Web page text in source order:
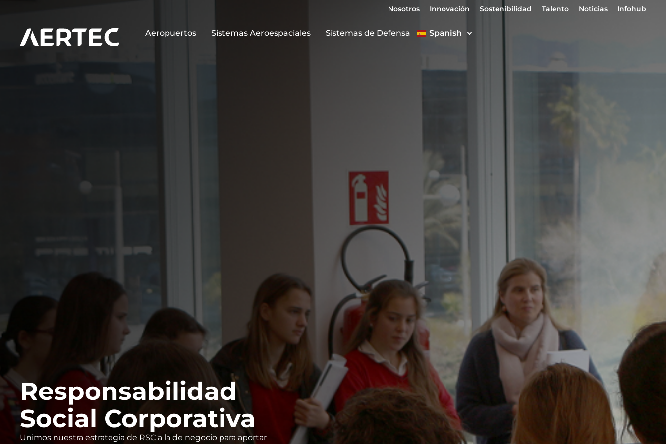
Nosotros Innovación Sostenibilidad Talento Noticias Infohub
Aeropuertos Sistemas Aeroespaciales Sistemas de Defensa Spanish
Responsabilidad
Social Corporativa
Unimos nuestra estrategia de RSC a la de negocio para aportar